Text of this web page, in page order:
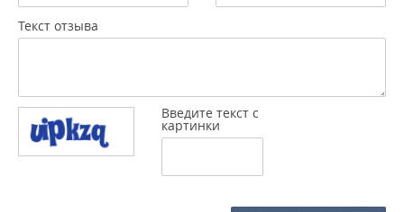
Текст отзыва
Введите текст с
картинки